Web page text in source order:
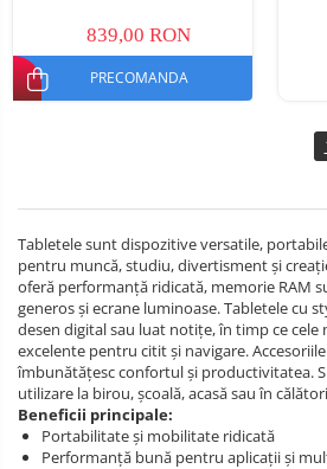
SIM
839,00 RON
PRECOMANDA
Tabletele sunt dispozitive versatile,
pentru muncă, studiu, divertisment și
oferă performanță ridicată, memorie RAM
generos și ecrane luminoase. Tabletele cu
desen digital sau luat notițe, în timp ce cele
excelente pentru citit și navigare.
îmbunătățesc confortul și productivitatea.
utilizare la birou, școală, acasă sau în
Beneficii principale:
Portabilitate și mobilitate ridicată
Performanță bună pentru aplicații și